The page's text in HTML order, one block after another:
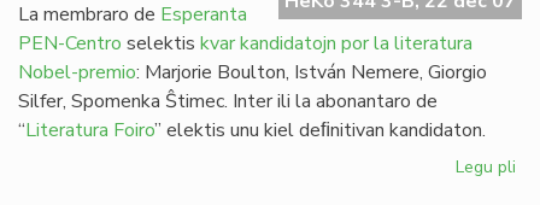
La membraro de Esperanta
PEN-Centro selektis kvar kandidatojn por la literatura
Nobel-premio: Marjorie Boulton, István Nemere, Giorgio
Silfer, Spomenka Ŝtimec. Inter ili la abonantaro de
“Literatura Foiro” elektis unu kiel deﬁnitivan kandidaton.
Legu pli